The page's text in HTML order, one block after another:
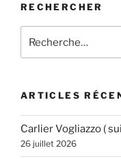
RECHERCHER
pour
ARTICLES
Carlier Vogliazzo (
26 juillet 2026